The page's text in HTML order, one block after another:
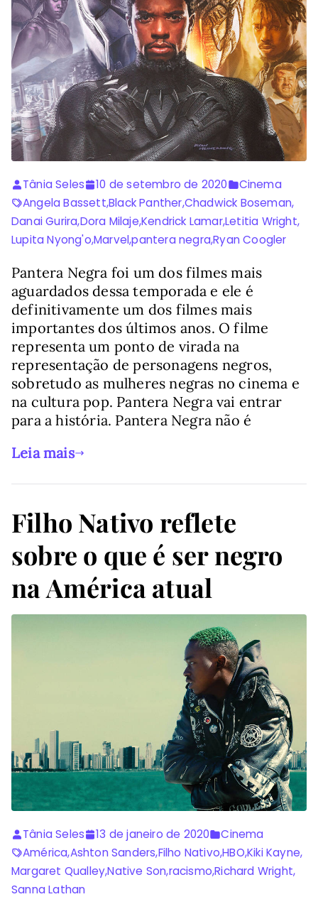
Tânia Seles 10 de setembro de 2020
Cinema
Angela Bassett,Black Panther,Chadwick Boseman,
Danai Gurira,Dora Milaje,Kendrick Lamar,Letitia Wright,
Lupita Nyong'o,Marvel,pantera negra,Ryan Coogler
Pantera Negra foi um dos filmes mais
aguardados dessa temporada e ele é
definitivamente um dos filmes mais
importantes dos últimos anos. O filme
representa um ponto de virada na
representação de personagens negros,
sobretudo as mulheres negras no cinema e
na cultura pop. Pantera Negra vai entrar
para a história. Pantera Negra não é
Leia mais
Filho Nativo reflete
sobre o que é ser negro
na América atual
Tânia Seles 13 de janeiro de 2020
Cinema
América,Ashton Sanders,Filho Nativo,HBO,Kiki Kayne,
Margaret Qualley,Native Son,racismo,Richard Wright,
Sanna Lathan